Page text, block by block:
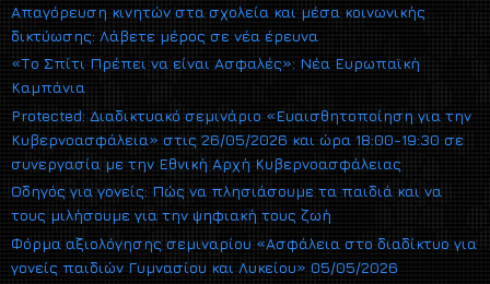
Απαγόρευση κινητών στα σχολεία και μέσα κοινωνικής
δικτύωσης: Λάβετε μέρος σε νέα έρευνα
«Το Σπίτι Πρέπει να είναι Ασφαλές»: Νέα Ευρωπαϊκή
Καμπάνια
Protected: Διαδικτυακό σεμινάριο «Ευαισθητοποίηση για την
Κυβερνοασφάλεια» στις 26/05/2026 και ώρα 18:00-19:30 σε
συνεργασία με την Εθνική Αρχή Κυβερνοασφάλειας
Οδηγός για γονείς: Πώς να πλησιάσουμε τα παιδιά και να
τους μιλήσουμε για την ψηφιακή τους ζωή
Φόρμα αξιολόγησης σεμιναρίου «Ασφάλεια στο διαδίκτυο για
γονείς παιδιών Γυμνασίου και Λυκείου» 05/05/2026